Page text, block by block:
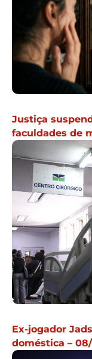
Justiça
faculdades de
Ex-jogador
doméstica –